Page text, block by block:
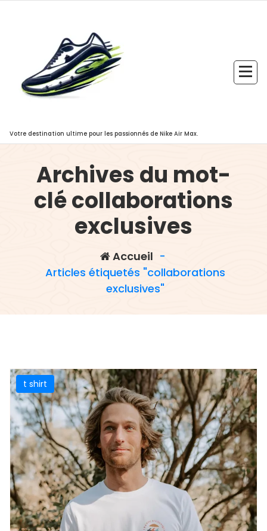
Votre destination ultime pour les passionnés de Nike Air Max.
Archives du mot-
clé collaborations
exclusives
Accueil -
Articles étiquetés "collaborations
exclusives"
t shirt